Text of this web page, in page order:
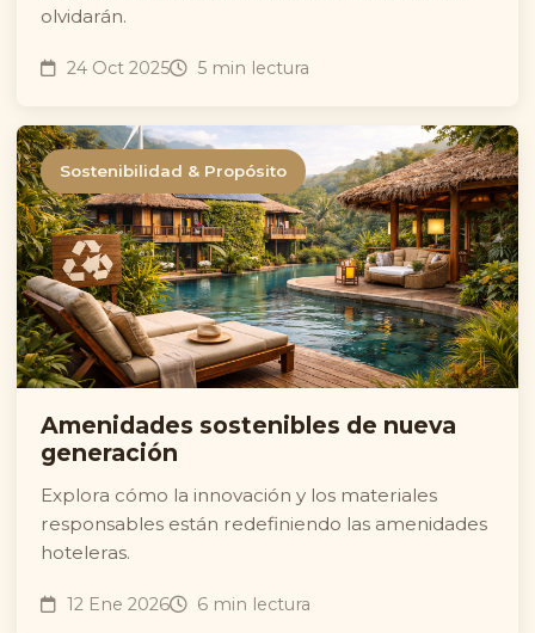
olvidarán.
24 Oct 2025 5 min lectura
Sostenibilidad & Propósito
Amenidades sostenibles de nueva
generación
Explora cómo la innovación y los materiales
responsables están redefiniendo las amenidades
hoteleras.
12 Ene 2026 6 min lectura